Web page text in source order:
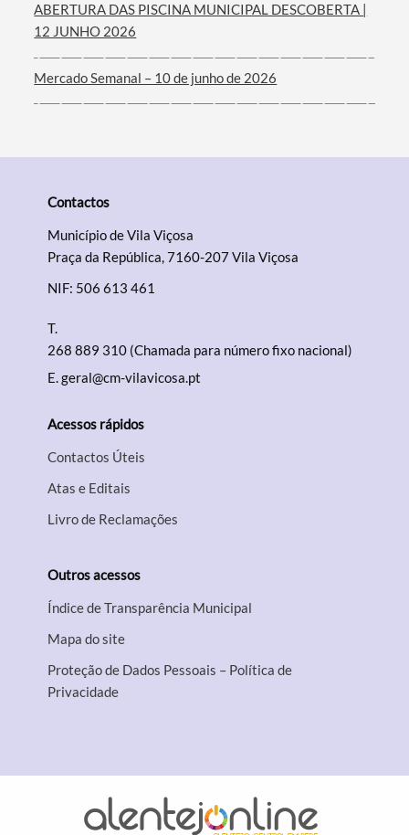
ABERTURA DAS PISCINA MUNICIPAL DESCOBERTA |
12 JUNHO 2026
Mercado Semanal – 10 de junho de 2026
Contactos
Município de Vila Viçosa
Praça da República, 7160-207 Vila Viçosa
NIF: 506 613 461
T.
268 889 310 (Chamada para número fixo nacional)
E.geral@cm-vilavicosa.pt
Acessos rápidos
Contactos Úteis
Atas e Editais
Livro de Reclamações
Outros acessos
Índice de Transparência Municipal
Mapa do site
Proteção de Dados Pessoais – Política de
Privacidade